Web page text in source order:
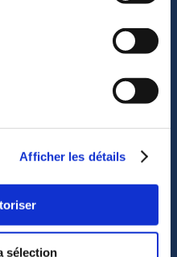
Afficher les détails
sélection